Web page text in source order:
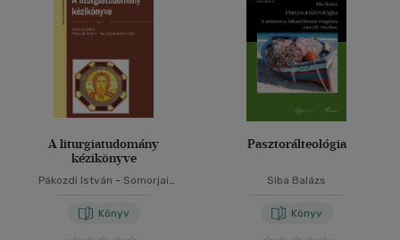
A liturgiatudomány
kézikönyve
Pákozdi István - Somorjai
Könyv
Pasztorálteológia
Siba Balázs
Könyv